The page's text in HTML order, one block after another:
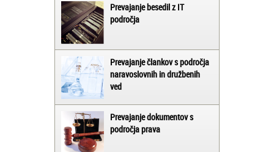
Prevajanje besedil z IT
področja
Prevajanje člankov s področja
naravoslovnih in družbenih
ved
Prevajanje dokumentov s
področja prava